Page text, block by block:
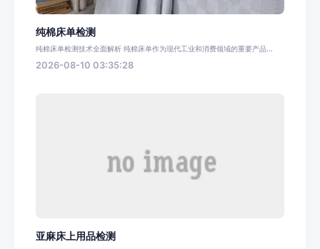
纯棉床单检测
纯棉床单检测技术全面解析 纯棉床单作为现代工业和消费领域的重要产品...
2026-08-10 03:35:28
亚麻床上用品检测